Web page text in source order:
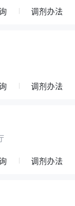
调剂办法
调剂办法
调剂办法